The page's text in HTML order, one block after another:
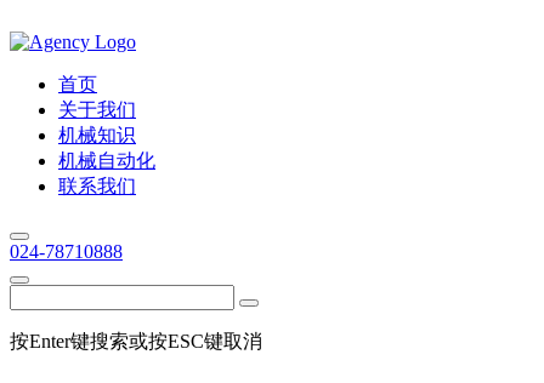
首页
关于我们
机械知识
机械自动化
联系我们
024-78710888
按Enter键搜索或按ESC键取消